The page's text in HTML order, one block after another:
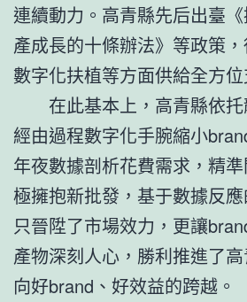
連續動力。高青縣先后出臺
產成長的十條辦法》等政策
數字化扶植等方面供給全方位
在此基本上，高青縣依托
經由過程數字化手腕縮小
年夜數據剖析花費需求，精
極擁抱新批發，基于數據反
只晉陞了市場效力，更讓
產物深刻人心，勝利推進了
向好brand、好效益的跨越。